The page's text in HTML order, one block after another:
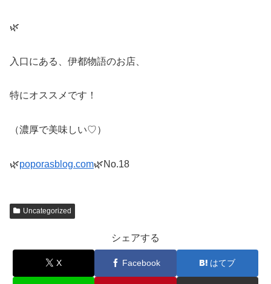
🌿
入口にある、伊都物語のお店、
特にオススメです！
（濃厚で美味しい♡）
🌿poporasblog.com🌿No.18
Uncategorized
シェアする
X Facebook はてブ